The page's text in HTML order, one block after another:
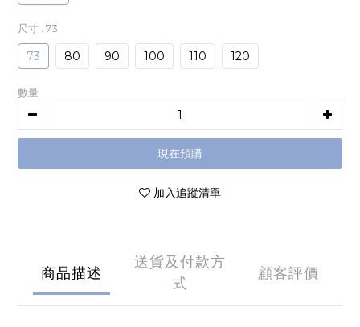
尺寸 : 73
73 80 90 100 110 120
數量
現在預購
加入追蹤清單
商品描述
送貨及付款方
式
顧客評價